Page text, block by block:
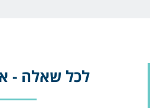
לכל שאלה -